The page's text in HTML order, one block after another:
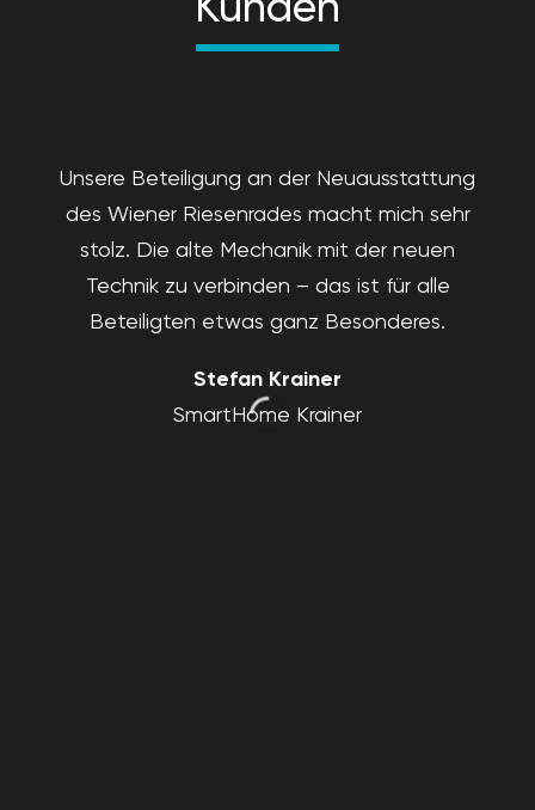
Unsere Beteiligung an der Neuausstattung
des Wiener Riesenrades macht mich sehr
stolz. Die alte Mechanik mit der neuen
Technik zu verbinden – das ist für alle
Beteiligten etwas ganz Besonderes.
Stefan Krainer
SmartHome Krainer